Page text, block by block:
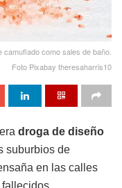
camuflado como sales de baño.
Foto Pixabay theresaharris10
droga de diseño
suburbios de
en las calles